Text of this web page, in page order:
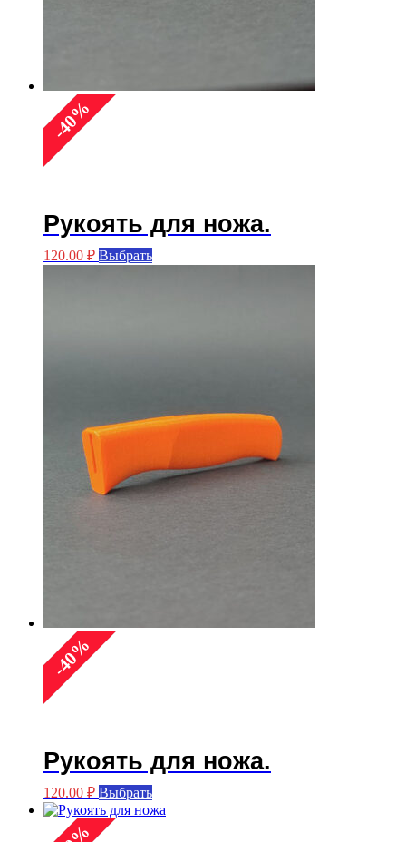
-
40%
Рукоять для ножа.
120.00 ₽ ВыбратьЭтот
товар
товара.
-
40%
Рукоять для ножа.
120.00 ₽ ВыбратьЭтот
товар
имеет
%